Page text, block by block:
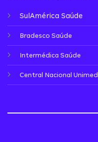
SulAmérica Saúde
Bradesco Saúde
Intermédica Saúde
Central Nacional Unimed